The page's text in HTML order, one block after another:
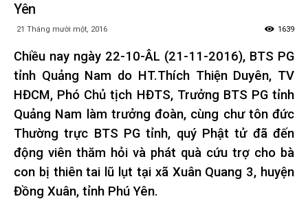
Yên
21 Tháng mười một, 2016 1639
Chiều nay ngày 22-10-ÂL (21-11-2016), BTS PG
tỉnh Quảng Nam do HT.Thích Thiện Duyên, TV
HĐCM, Phó Chủ tịch HĐTS, Trưởng BTS PG tỉnh
Quảng Nam làm trưởng đoàn, cùng chư tôn đức
Thường trực BTS PG tỉnh, quý Phật tử đã đến
động viên thăm hỏi và phát quà cứu trợ cho bà
con bị thiên tai lũ lụt tại xã Xuân Quang 3, huyện
Đồng Xuân, tỉnh Phú Yên.